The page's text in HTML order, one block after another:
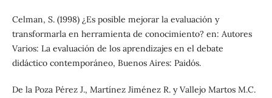
Celman, S. (1998) ¿Es posible mejorar la evaluación y
transformarla en herramienta de conocimiento? en: Autores
Varios: La evaluación de los aprendizajes en el debate
didáctico contemporáneo, Buenos Aires: Paidós.
De la Poza Pérez J., Martínez Jiménez R. y Vallejo Martos M.C.